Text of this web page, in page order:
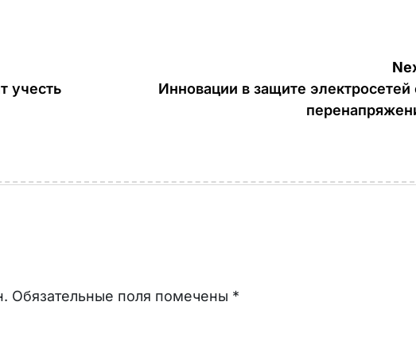
учесть
Инновации в защите электросетей
Обязательные поля помечены *